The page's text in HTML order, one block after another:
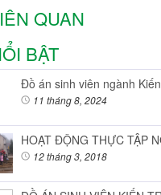
QUAN
BẬT
Đồ án sinh viên ngành
11 tháng 8, 2024
HOẠT ĐỘNG THỰC TẬP
12 tháng 3, 2018